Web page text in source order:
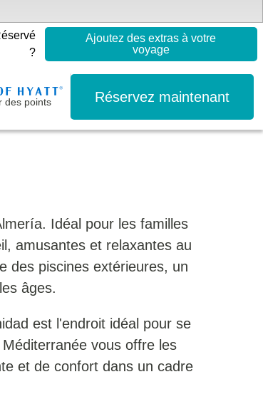
?
Ajoutez des extras à votre
voyage
des points Réservez maintenant
Idéal pour les familles
amusantes et relaxantes au
des piscines extérieures, un
âges.
est l'endroit idéal pour se
vous offre les
et de confort dans un cadre